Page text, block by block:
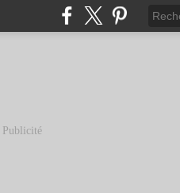
Publicité